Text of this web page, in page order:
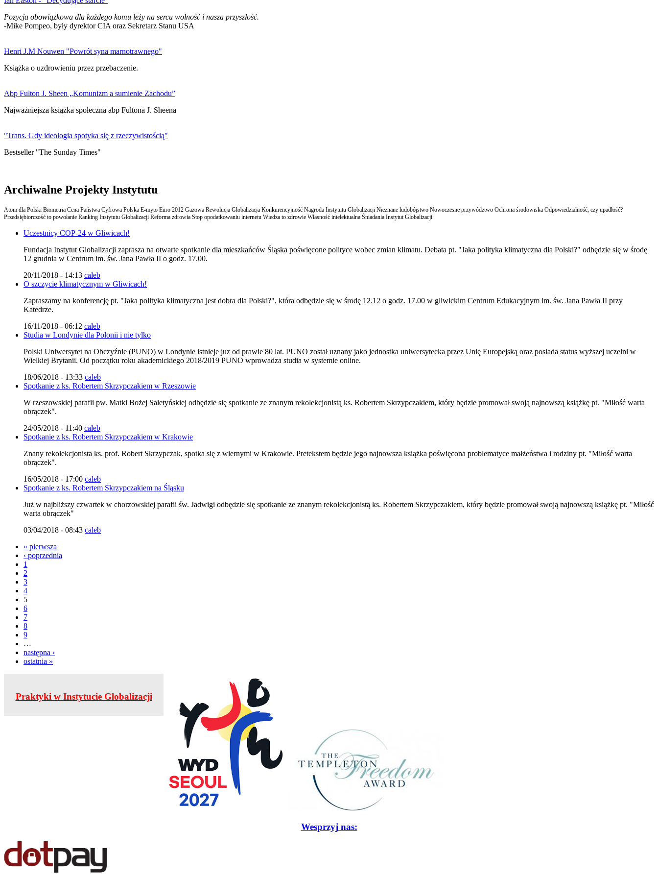
Pozycja obowiązkowa dla każdego komu leży na sercu wolność i nasza przyszłość.
-Mike Pompeo, były dyrektor CIA oraz Sekretarz Stanu USA
Henri J.M Nouwen "Powrót syna marnotrawnego"
Książka o uzdrowieniu przez przebaczenie.
Abp Fulton J. Sheen „Komunizm a sumienie Zachodu”
Najważniejsza książka społeczna abp Fultona J. Sheena
"Trans. Gdy ideologia spotyka się z rzeczywistością"
Bestseller "The Sunday Times"
Archiwalne Projekty Instytutu
Atom dla Polski Biometria Cena Państwa Cyfrowa Polska E-myto Euro 2012 Gazowa Rewolucja Globalizacja Konkurencyjność Nagroda Instytutu Globalizacji Nieznane ludobójstwo Nowoczesne przywództwo Ochrona środowiska Odpowiedzialność, czy upadłość?
Przedsiębiorczość to powołanie Ranking Instytutu Globalizacji Reforma zdrowia Stop opodatkowaniu internetu Wiedza to zdrowie Własność intelektualna Śniadania Instytut Globalizacji
Uczestnicy COP-24 w Gliwicach!
Fundacja Instytut Globalizacji zaprasza na otwarte spotkanie dla mieszkańców Śląska poświęcone polityce wobec zmian klimatu. Debata pt. "Jaka polityka klimatyczna dla Polski?" odbędzie się w środę
12 grudnia w Centrum im. św. Jana Pawła II o godz. 17.00.
20/11/2018 - 14:13 caleb
O szczycie klimatycznym w Gliwicach!
Zapraszamy na konferencję pt. "Jaka polityka klimatyczna jest dobra dla Polski?", która odbędzie się w środę 12.12 o godz. 17.00 w gliwickim Centrum Edukacyjnym im. św. Jana Pawła II przy
Katedrze.
16/11/2018 - 06:12 caleb
Studia w Londynie dla Polonii i nie tylko
Polski Uniwersytet na Obczyźnie (PUNO) w Londynie istnieje juz od prawie 80 lat. PUNO został uznany jako jednostka uniwersytecka przez Unię Europejską oraz posiada status wyższej uczelni w
Wielkiej Brytanii. Od początku roku akademickiego 2018/2019 PUNO wprowadza studia w systemie online.
18/06/2018 - 13:33 caleb
Spotkanie z ks. Robertem Skrzypczakiem w Rzeszowie
W rzeszowskiej parafii pw. Matki Bożej Saletyńskiej odbędzie się spotkanie ze znanym rekolekcjonistą ks. Robertem Skrzypczakiem, który będzie promował swoją najnowszą książkę pt. "Miłość warta
obrączek".
24/05/2018 - 11:40 caleb
Spotkanie z ks. Robertem Skrzypczakiem w Krakowie
Znany rekolekcjonista ks. prof. Robert Skrzypczak, spotka się z wiernymi w Krakowie. Pretekstem będzie jego najnowsza książka poświęcona problematyce małżeństwa i rodziny pt. "Miłość warta
obrączek".
16/05/2018 - 17:00 caleb
Spotkanie z ks. Robertem Skrzypczakiem na Śląsku
Już w najbliższy czwartek w chorzowskiej parafii św. Jadwigi odbędzie się spotkanie ze znanym rekolekcjonistą ks. Robertem Skrzypczakiem, który będzie promował swoją najnowszą książkę pt. "Miłość
warta obrączek"
03/04/2018 - 08:43 caleb
« pierwsza
‹ poprzednia
1
2
3
4
5
6
7
8
9
…
następna ›
ostatnia »
Praktyki w Instytucie Globalizacji
Wesprzyj nas: